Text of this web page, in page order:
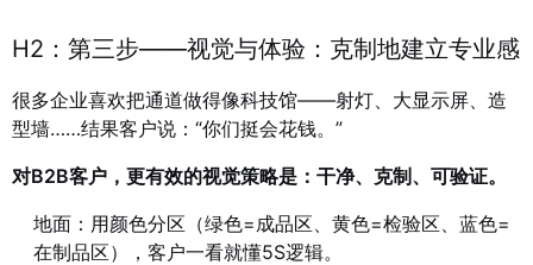
H2：第三步——视觉与体验：克制地建立专业感
很多企业喜欢把通道做得像科技馆——射灯、大显示屏、造
型墙……结果客户说：“你们挺会花钱。”
对B2B客户，更有效的视觉策略是：干净、克制、可验证。
地面：用颜色分区（绿色=成品区、黄色=检验区、蓝色=
在制品区），客户一看就懂5S逻辑。